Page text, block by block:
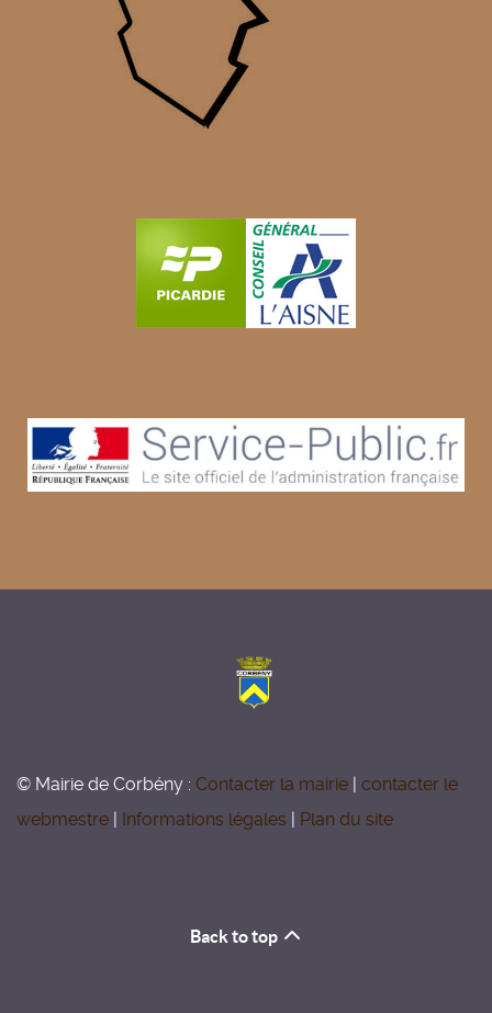
© Mairie de Corbény : Contacter la mairie
contacter le
webmestre
Informations légales Plan du site
Back to top